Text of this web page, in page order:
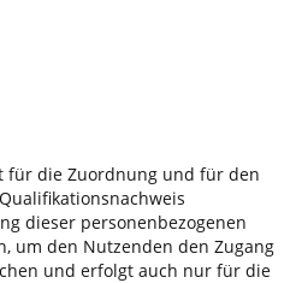
für die Zuordnung und für den
dieser personenbezogenen
um den Nutzenden den Zugang
und erfolgt auch nur für die